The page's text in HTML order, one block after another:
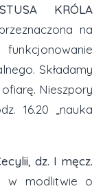
KRÓLA
na
Składamy
Nieszpory
16.20 „nauka
dz. I męcz.
w modlitwie o